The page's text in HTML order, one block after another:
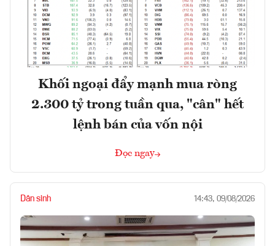
Khối ngoại đẩy mạnh mua ròng
2.300 tỷ trong tuần qua, "cân" hết
lệnh bán của vốn nội
Đọc ngay
Dân sinh 14:43, 09/08/2026